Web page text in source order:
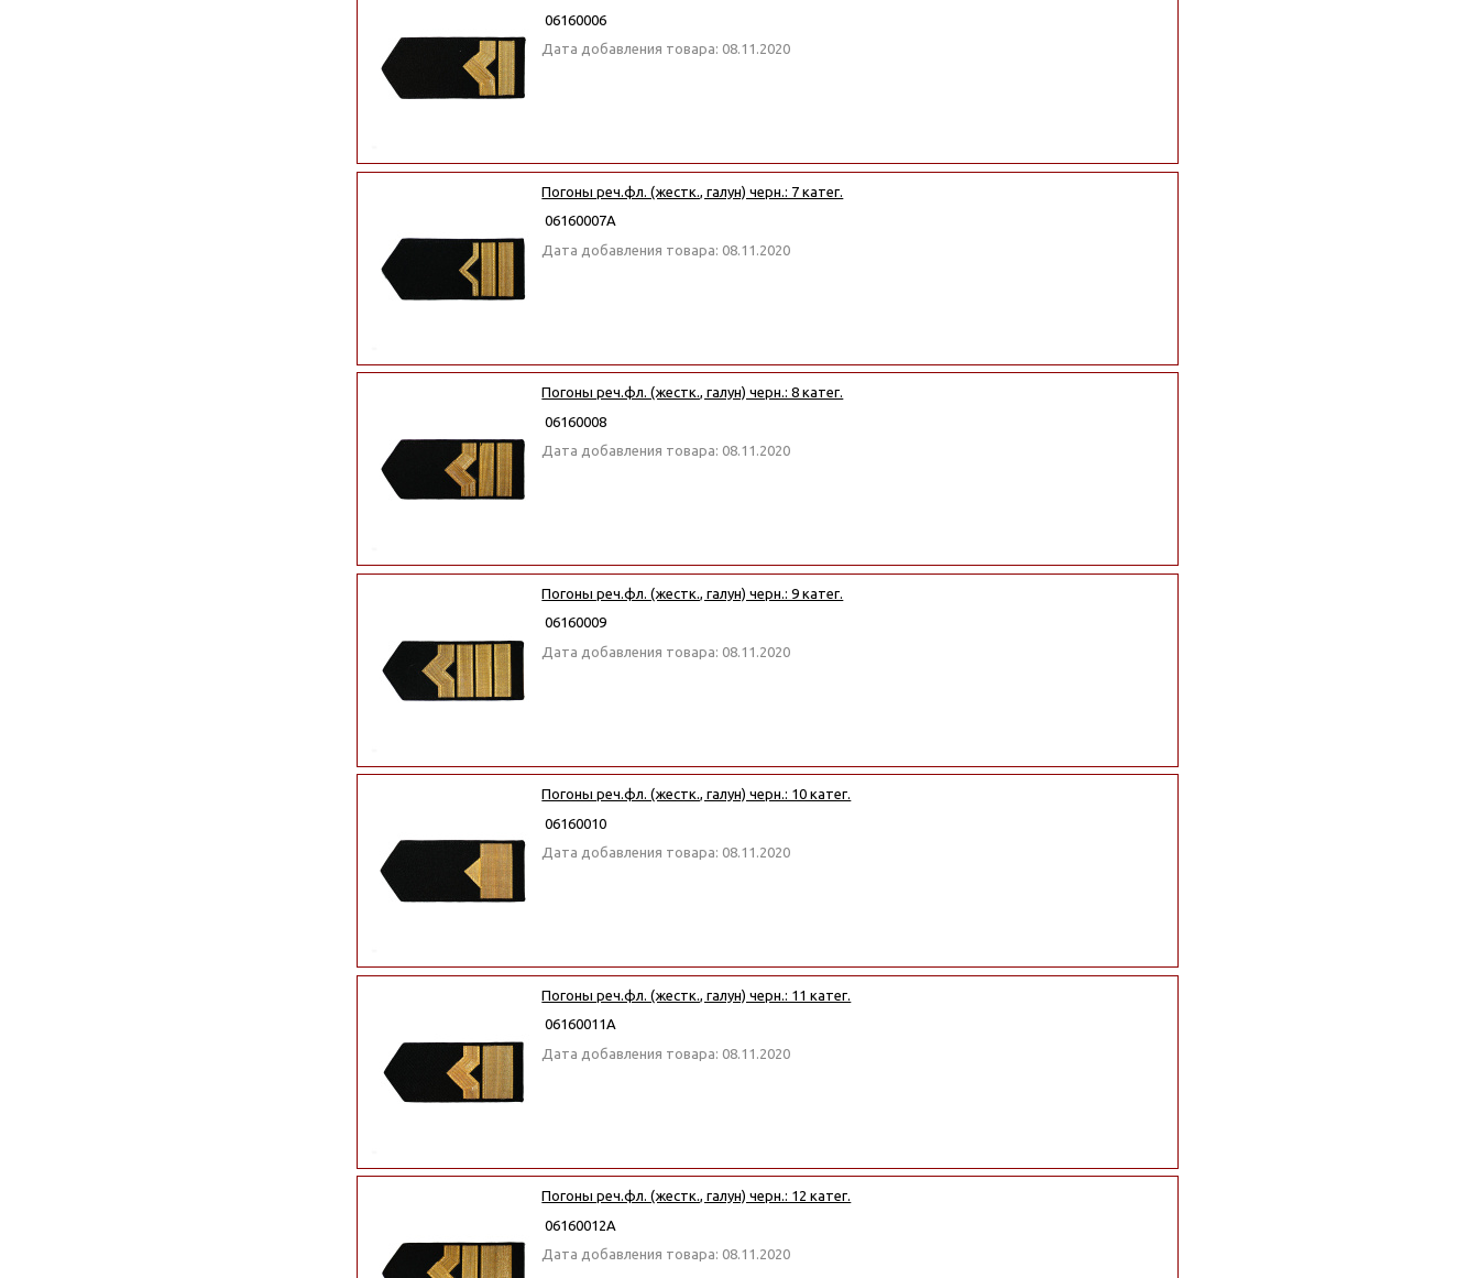
06160006
Дата добавления товара: 08.11.2020
Погоны реч.фл. (жестк., галун) черн.: 7 катег.
06160007А
Дата добавления товара: 08.11.2020
Погоны реч.фл. (жестк., галун) черн.: 8 катег.
06160008
Дата добавления товара: 08.11.2020
Погоны реч.фл. (жестк., галун) черн.: 9 катег.
06160009
Дата добавления товара: 08.11.2020
Погоны реч.фл. (жестк., галун) черн.: 10 катег.
06160010
Дата добавления товара: 08.11.2020
Погоны реч.фл. (жестк., галун) черн.: 11 катег.
06160011А
Дата добавления товара: 08.11.2020
Погоны реч.фл. (жестк., галун) черн.: 12 катег.
06160012А
Дата добавления товара: 08.11.2020